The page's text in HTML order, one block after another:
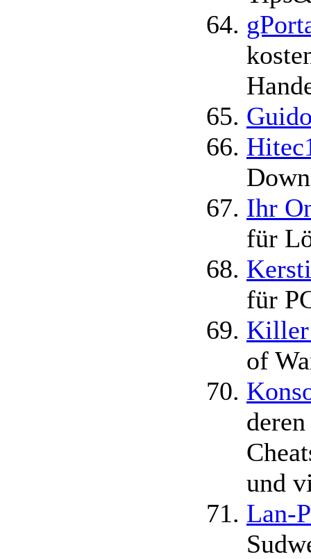
Ihr
für
für
Killer
of
und
Lan-